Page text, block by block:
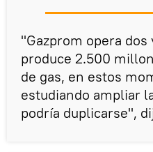
"Gazprom opera
produce 2.500
de gas, en estos
estudiando ampliar
podría duplicarse",